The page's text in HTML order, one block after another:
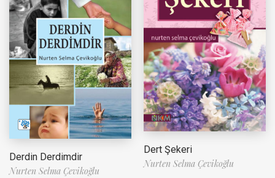
Derdin Derdimdir
Nurten Selma Çevikoğlu
Dert Şekeri
Nurten Selma Çevikoğlu